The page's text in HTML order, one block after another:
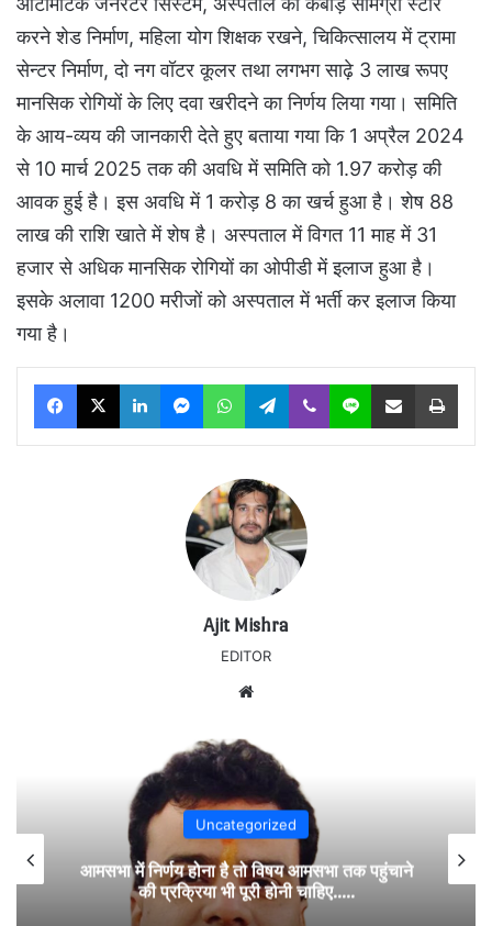
करने शेड निर्माण, महिला योग शिक्षक रखने, चिकित्सालय में ट्रामा
सेन्टर निर्माण, दो नग वॉटर कूलर तथा लगभग साढ़े 3 लाख रूपए
मानसिक रोगियों के लिए दवा खरीदने का निर्णय लिया गया। समिति
के आय-व्यय की जानकारी देते हुए बताया गया कि 1 अप्रैल 2024
से 10 मार्च 2025 तक की अवधि में समिति को 1.97 करोड़ की
आवक हुई है। इस अवधि में 1 करोड़ 8 का खर्च हुआ है। शेष 88
लाख की राशि खाते में शेष है। अस्पताल में विगत 11 माह में 31
हजार से अधिक मानसिक रोगियों का ओपीडी में इलाज हुआ है।
इसके अलावा 1200 मरीजों को अस्पताल में भर्ती कर इलाज किया
गया है।
Facebook
X LinkedInMessengerWhatsAppTelegram
Viber Line Share via Email Print
Ajit Mishra
EDITOR
Uncategorized
आमसभा में निर्णय होना है तो विषय आमसभा तक पहुंचाने
की प्रक्रिया भी पूरी होनी चाहिए…..